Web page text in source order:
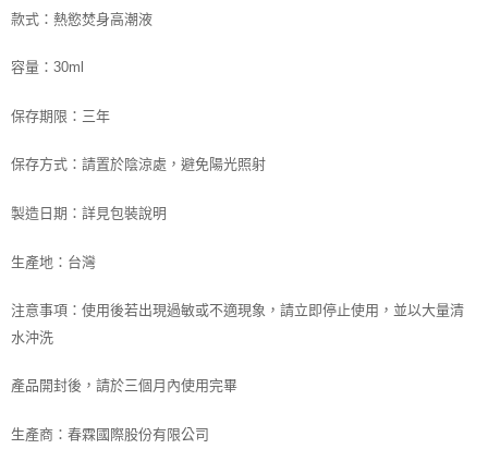
款式： 熱慾焚身高潮液
容量： 30ml
保存期限： 三年
保存方式：請置於陰涼處，避免陽光照射
製造日期：詳見包裝說明
生產地：台灣
注意事項：使用後若出現過敏或不適現象，請立即停止使用，並以大量清
水沖洗
產品開封後，請於三個月內使用完畢
生產商：春霖國際股份有限公司